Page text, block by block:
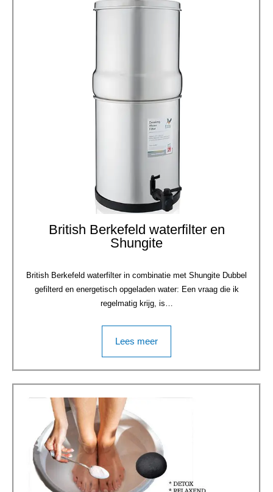
British Berkefeld waterfilter en
Shungite
British Berkefeld waterfilter in combinatie met Shungite Dubbel
gefilterd en energetisch opgeladen water: Een vraag die ik
regelmatig krijg, is…
Lees meer